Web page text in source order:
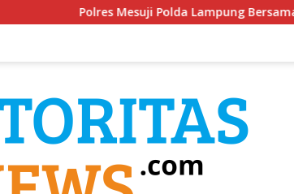
Polda Lampung Bersama Forkopimda dan